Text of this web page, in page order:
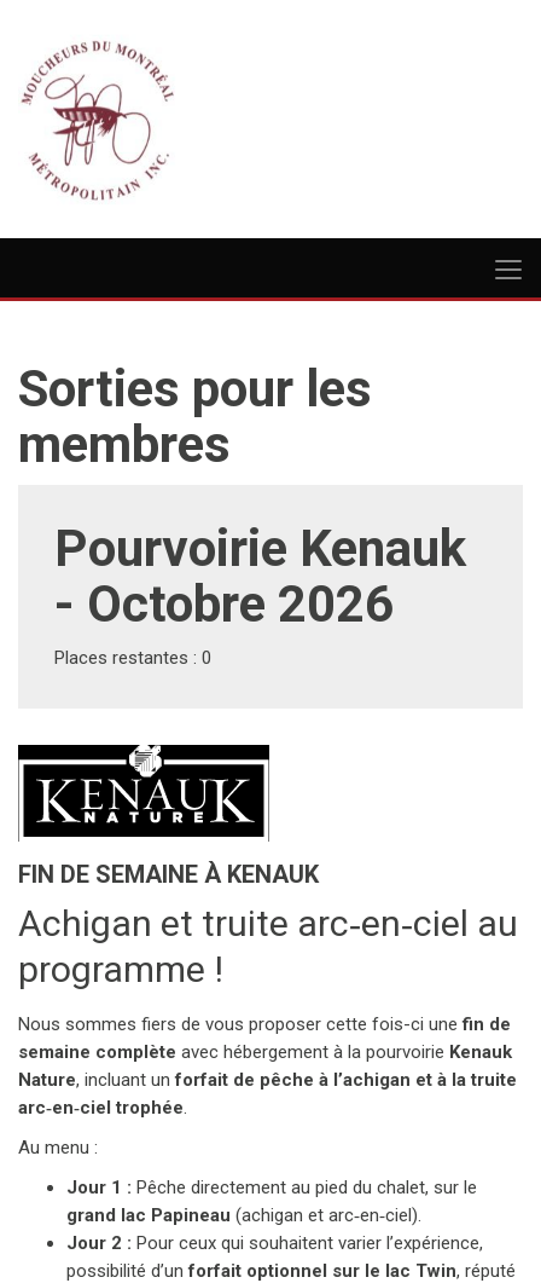
Sorties pour les
membres
Pourvoirie Kenauk
- Octobre 2026
Places restantes : 0
FIN DE SEMAINE À KENAUK
Achigan et truite arc‑en‑ciel au
programme !
Nous sommes fiers de vous proposer cette fois-ci unefin de
semaine complète avec hébergement à la pourvoirie Kenauk
Nature, incluant unforfait de pêche à l’achigan et à la truite
arc‑en‑ciel trophée.
Au menu :
Jour 1 : Pêche directement au pied du chalet, sur le
grand lac Papineau (achigan et arc‑en‑ciel).
Jour 2 : Pour ceux qui souhaitent varier l’expérience,
possibilité d’unforfait optionnel sur le lac Twin, réputé